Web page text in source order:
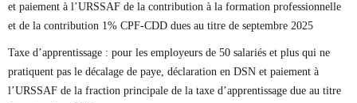
et paiement à l’URSSAF de la contribution à la formation professionnelle
et de la contribution 1% CPF-CDD dues au titre de septembre 2025
Taxe d’apprentissage : pour les employeurs de 50 salariés et plus qui ne
pratiquent pas le décalage de paye, déclaration en DSN et paiement à
l’URSSAF de la fraction principale de la taxe d’apprentissage due au titre